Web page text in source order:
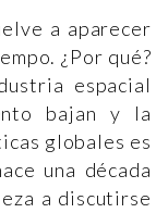
a aparecer
¿Por qué?
espacial
bajan y la
globales es
una década
a discutirse